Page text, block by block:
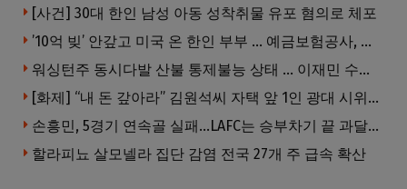
[사건] 30대 한인 남성 아동 성착취물 유포 혐의로 체포
’10억 빚’ 안갚고 미국 온 한인 부부 … 예금보험공사, 미국서 소송
워싱턴주 동시다발 산불 통제불능 상태 … 이재민 수십만명
[화제] “내 돈 갚아라” 김원석씨 자택 앞 1인 광대 시위 … 한인 투자사, “108만 달러 못받아”
손흥민, 5경기 연속골 실패…LAFC는 승부차기 끝 과달라하라 격파
할라피뇨 살모넬라 집단 감염 전국 27개 주 급속 확산